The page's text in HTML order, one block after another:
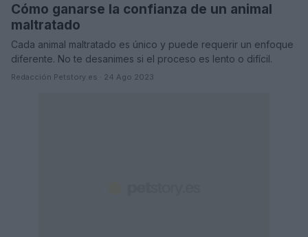
Cómo ganarse la confianza de un animal
maltratado
Cada animal maltratado es único y puede requerir un enfoque
diferente. No te desanimes si el proceso es lento o difícil.
Redacción Petstory.es · 24 Ago 2023